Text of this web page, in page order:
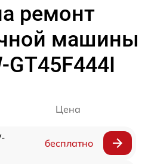
ремонт
машины
GT45F444I
Цена
бесплатно